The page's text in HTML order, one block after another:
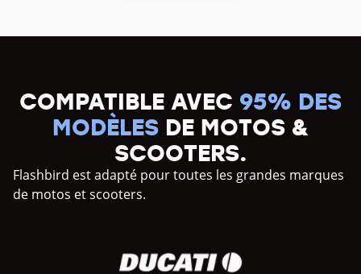
COMPATIBLE AVEC 95% DES
MODÈLESDE MOTOS &
SCOOTERS.
Flashbird est adapté pour toutes les grandes marques
de motos et scooters.